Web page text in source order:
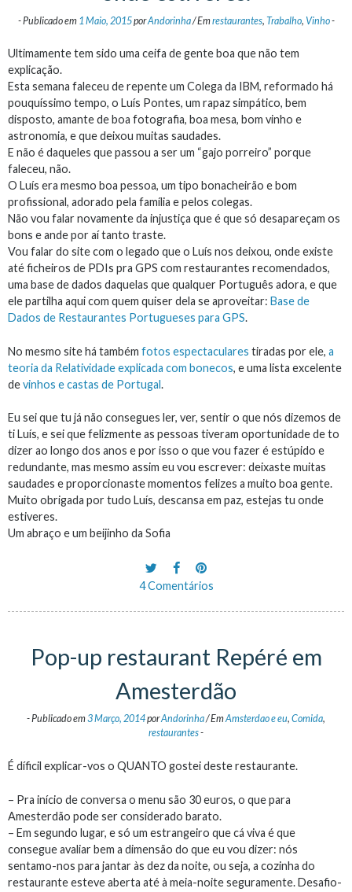
-Publicado em 1 Maio, 2015porAndorinha/Emrestaurantes, Trabalho, Vinho-
Ultimamente tem sido uma ceifa de gente boa que não tem
explicação.
Esta semana faleceu de repente um Colega da IBM, reformado há
pouquíssimo tempo, o Luís Pontes, um rapaz simpático, bem
disposto, amante de boa fotografia, boa mesa, bom vinho e
astronomia, e que deixou muitas saudades.
E não é daqueles que passou a ser um “gajo porreiro” porque
faleceu, não.
O Luís era mesmo boa pessoa, um tipo bonacheirão e bom
profissional, adorado pela família e pelos colegas.
Não vou falar novamente da injustiça que é que só desapareçam os
bons e ande por aí tanto traste.
Vou falar do site com o legado que o Luís nos deixou, onde existe
até ficheiros de PDIs pra GPS com restaurantes recomendados,
uma base de dados daquelas que qualquer Português adora, e que
ele partilha aqui com quem quiser dela se aproveitar: Base de
Dados de Restaurantes Portugueses para GPS.
No mesmo site há também fotos espectaculares tiradas por ele, a
teoria da Relatividade explicada com bonecos, e uma lista excelente
devinhos e castas de Portugal.
Eu sei que tu já não consegues ler, ver, sentir o que nós dizemos de
ti Luís, e sei que felizmente as pessoas tiveram oportunidade de to
dizer ao longo dos anos e por isso o que vou fazer é estúpido e
redundante, mas mesmo assim eu vou escrever: deixaste muitas
saudades e proporcionaste momentos felizes a muito boa gente.
Muito obrigada por tudo Luís, descansa em paz, estejas tu onde
estiveres.
Um abraço e um beijinho da Sofia
4 Comentários
Pop-up restaurant Repéré em
Amesterdão
-Publicado em3 Março, 2014porAndorinha/EmAmsterdao e eu, Comida,
restaurantes-
É díficil explicar-vos o QUANTO gostei deste restaurante.
– Pra início de conversa o menu são 30 euros, o que para
Amesterdão pode ser considerado barato.
– Em segundo lugar, e só um estrangeiro que cá viva é que
consegue avaliar bem a dimensão do que eu vou dizer: nós
sentamo-nos para jantar às dez da noite, ou seja, a cozinha do
restaurante esteve aberta até à meia-noite seguramente. Desafio-